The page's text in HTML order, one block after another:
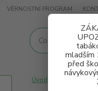
mladším
před
VĚRNOSTNÍ PROGRAM
Úvod